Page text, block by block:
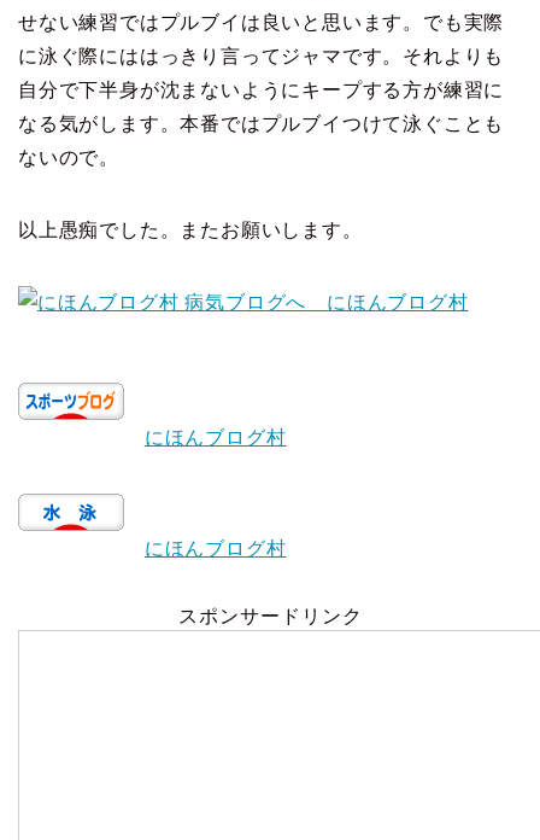
せない練習ではプルブイは良いと思います。でも実際
に泳ぐ際にははっきり言ってジャマです。それよりも
自分で下半身が沈まないようにキープする方が練習に
なる気がします。本番ではプルブイつけて泳ぐことも
ないので。
以上愚痴でした。 またお願いします。
にほんブログ村
にほんブログ村
にほんブログ村
スポンサードリンク